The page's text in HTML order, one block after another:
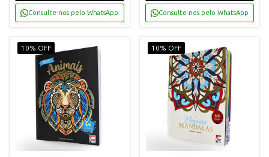
Consulte-nos pelo WhatsApp Consulte-nos pelo WhatsApp
10% OFF 10% OFF